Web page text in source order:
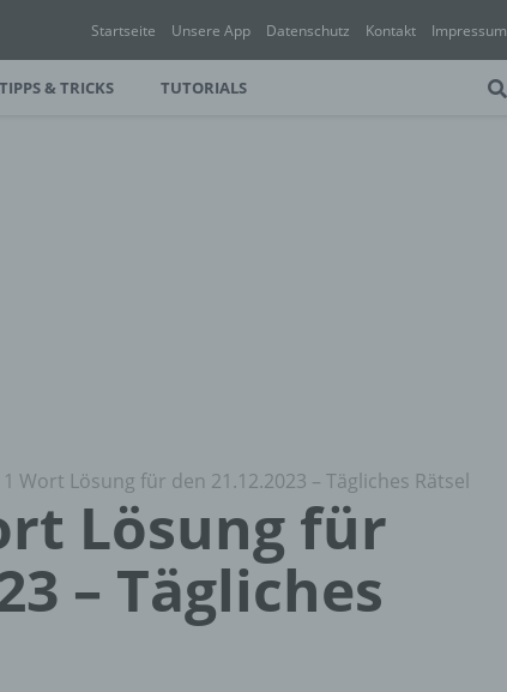
Startseite Unsere App Datenschutz Kontakt Impressum
TIPPS & TRICKS TUTORIALS
Wort Lösung für den 21.12.2023 – Tägliches Rätsel
Lösung für
– Tägliches